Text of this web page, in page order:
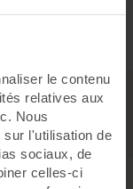
le contenu
relatives aux
Nous
sur l'utilisation de
sociaux, de
celles-ci